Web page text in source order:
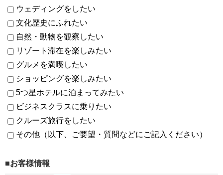
ウェディングをしたい
文化歴史にふれたい
自然・動物を観察したい
リゾート滞在を楽しみたい
グルメを満喫したい
ショッピングを楽しみたい
5つ星ホテルに泊まってみたい
ビジネスクラスに乗りたい
クルーズ旅行をしたい
その他（以下、ご要望・質問などにご記入ください）
■お客様情報